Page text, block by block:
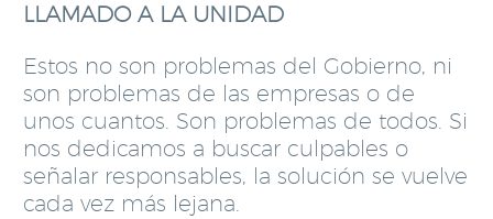
LLAMADO A LA UNIDAD
Estos no son problemas del Gobierno, ni
son problemas de las empresas o de
unos cuantos. Son problemas de todos. Si
nos dedicamos a buscar culpables o
señalar responsables, la solución se vuelve
cada vez más lejana.